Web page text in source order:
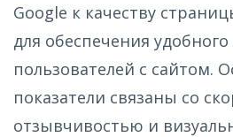
Google к качеству
для обеспечения
пользователей с сайтом.
показатели связаны со
отзывчивостью и